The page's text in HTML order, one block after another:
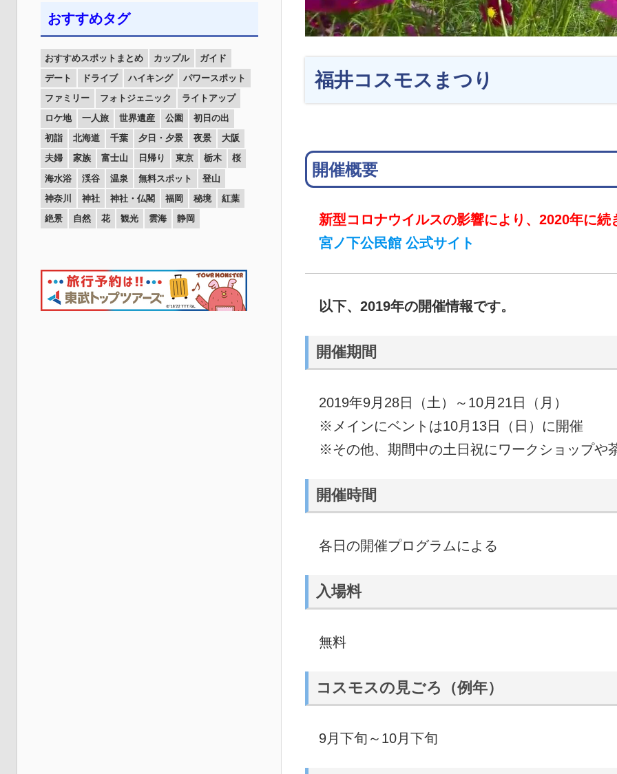
福井コスモスまつり
開催概要
新型コロナウイルスの影響により、2020年に
宮ノ下公民館 公式サイト
以下、2019年の開催情報です。
開催期間
2019年9月28日（土）～10月21日（月）
※メインにベントは10月13日（日）に開催
※その他、期間中の土日祝にワークショップや
開催時間
各日の開催プログラムによる
入場料
無料
コスモスの見ごろ（例年）
9月下旬～10月下旬
おすすめタグ
おすすめスポットまとめ カップル
ガイド
デート
ドライブ ハイキング
パワースポット
ファミリー
フォトジェニック
ライトアップ
ロケ地
一人旅 世界遺産 公園
初日の出
初詣
北海道 千葉 夕日・夕景 夜景
大阪
夫婦
家族 富士山 日帰り 東京 栃木
桜
海水浴
渓谷 温泉 無料スポット
登山
神奈川
神社 神社・仏閣 福岡 秘境
紅葉
絶景
自然 花 観光 雲海 静岡